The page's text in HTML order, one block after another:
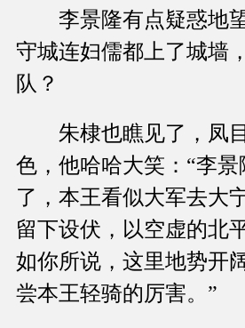
李景隆有点疑惑地望
守城连妇儒都上了城墙
队？
朱棣也瞧见了，凤目
色，他哈哈大笑：“李景
了，本王看似大军去大
留下设伏，以空虚的北
如你所说，这里地势开
尝本王轻骑的厉害。”